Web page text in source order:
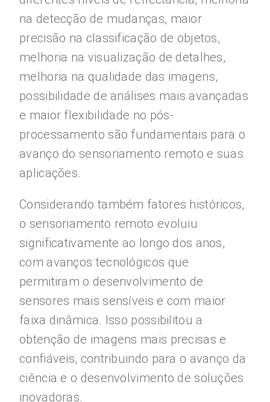
na detecção de mudanças, maior
precisão na classificação de objetos,
melhoria na visualização de detalhes,
melhoria na qualidade das imagens,
possibilidade de análises mais avançadas
e maior flexibilidade no pós-
processamento são fundamentais para o
avanço do sensoriamento remoto e suas
aplicações.
Considerando também fatores históricos,
o sensoriamento remoto evoluiu
significativamente ao longo dos anos,
com avanços tecnológicos que
permitiram o desenvolvimento de
sensores mais sensíveis e com maior
faixa dinâmica. Isso possibilitou a
obtenção de imagens mais precisas e
confiáveis, contribuindo para o avanço da
ciência e o desenvolvimento de soluções
inovadoras.